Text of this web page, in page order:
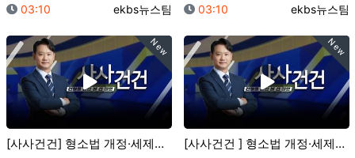
등록일
03:10 등록자
ekbs뉴스팀 등록일
03:10 등록자
ekbs뉴스팀
New
[사사건건] 형소법 개정·세제개편 여진…밥상 물가 위협…
New
[사사건건 ] 형소법 개정·세제개편 여진…밥상 물가 위…